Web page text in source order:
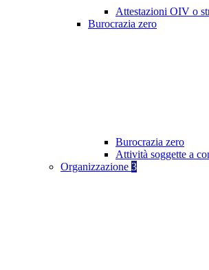
Attestazioni OIV o
Burocrazia zero
Burocrazia zero
Attività soggette a
Organizzazione 3